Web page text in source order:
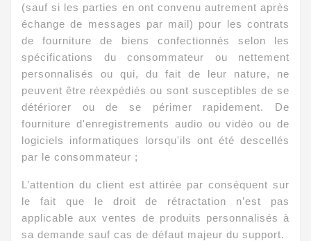
(sauf si les parties en ont convenu autrement après
échange de messages par mail) pour les contrats
de fourniture de biens confectionnés selon les
spécifications du consommateur ou nettement
personnalisés ou qui, du fait de leur nature, ne
peuvent être réexpédiés ou sont susceptibles de se
détériorer ou de se périmer rapidement. De
fourniture d'enregistrements audio ou vidéo ou de
logiciels informatiques lorsqu'ils ont été descellés
par le consommateur ;
L’attention du client est attirée par conséquent sur
le fait que le droit de rétractation n’est pas
applicable aux ventes de produits personnalisés à
sa demande sauf cas de défaut majeur du support.